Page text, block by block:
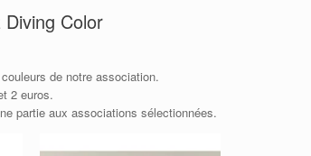
Color
de notre association.
2 euros.
partie aux associations sélectionnées.